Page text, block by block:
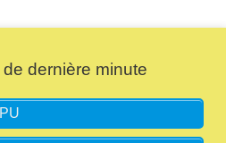
dernière minute